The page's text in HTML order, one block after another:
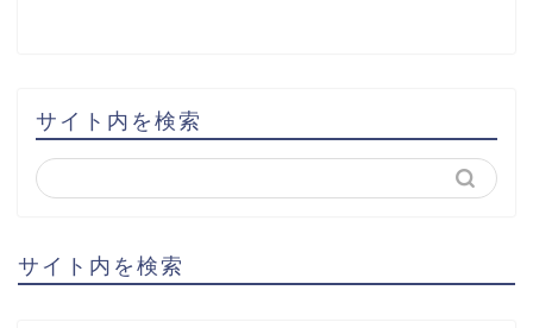
サイト内を検索
サイト内を検索